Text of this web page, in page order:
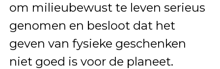
om milieubewust te leven serieus
genomen en besloot dat het
geven van fysieke geschenken
niet goed is voor de planeet.